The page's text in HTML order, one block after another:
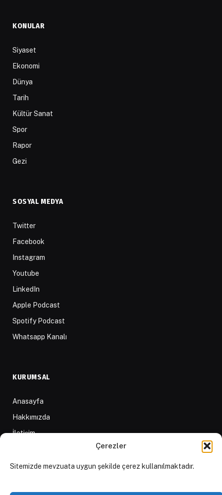
Çerezler
Sitemizde mevzuata uygun şekilde çerez kullanılmaktadır.
KONULAR
Siyaset
Ekonomi
Dünya
Tarih
Kültür Sanat
Spor
Rapor
Gezi
SOSYAL MEDYA
Twitter
Facebook
Instagram
Youtube
LinkedIn
Apple Podcast
Spotify Podcast
Whatsapp Kanalı
KURUMSAL
Anasayfa
Hakkımızda
İletişim
D84 Yayınları